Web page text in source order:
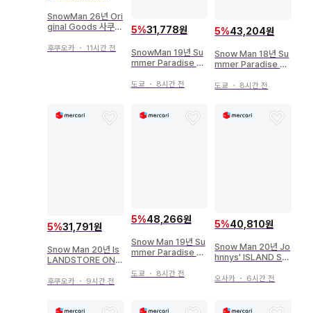
SnowMan 26년 Ori
ginal Goods 사쿠마
후쿠오카 ・ 11시간 전
5%31,778원
SnowMan 19년 Su
mmer Paradise 집
도쿄 ・ 8시간 전
5%43,204원
Snow Man 18년 Su
mmer Paradise 집
도쿄 ・ 8시간 전
5%31,791원
Snow Man 20년 Is
LANDSTORE ONLI
드 2)화
후쿠오카 ・ 9시간 전
5%48,266원
Snow Man 19년 Su
mmer Paradise 사
채
도쿄 ・ 8시간 전
5%40,810원
Snow Man 20년 Jo
hnnys' ISLAND ST
아크릴 스탠드 20)여
오사카 ・ 6시간 전